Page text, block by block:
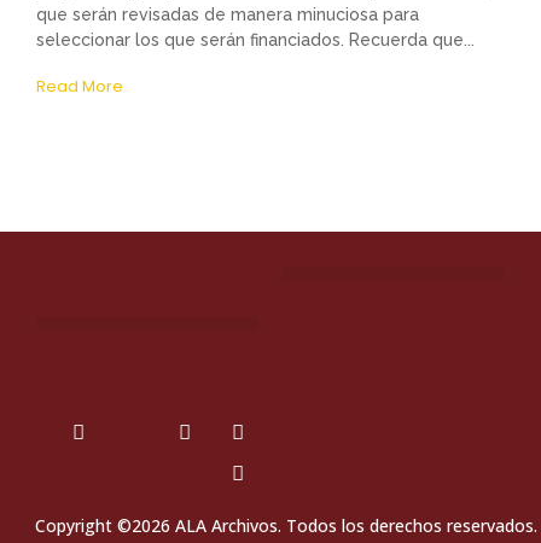
que serán revisadas de manera minuciosa para
seleccionar los que serán financiados. Recuerda que...
Read More
Copyright ©2026 ALA Archivos. Todos los derechos reservados.